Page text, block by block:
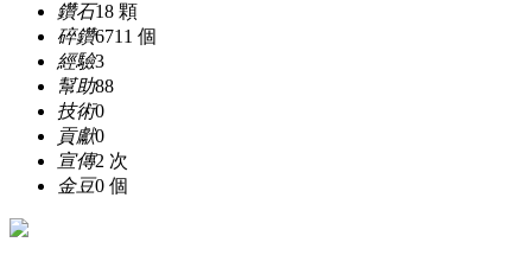
鑽石18 顆
碎鑽6711 個
經驗3
幫助88
技術0
貢獻0
宣傳2 次
金豆0 個